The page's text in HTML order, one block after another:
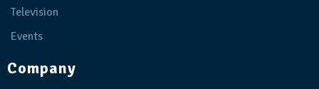
Television
Events
Company